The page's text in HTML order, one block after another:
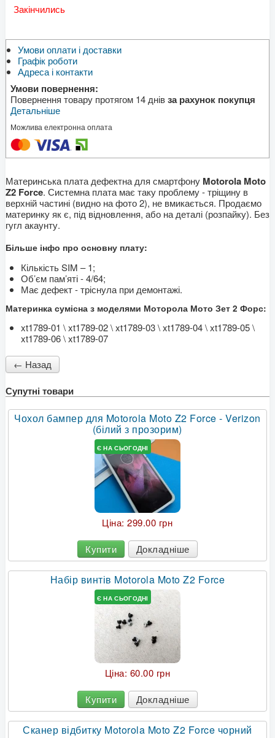
Закінчились
Умови оплати і доставки
Графік роботи
Адреса і контакти
Умови повернення:
Повернення товару протягом 14 днівза рахунок покупця
Детальніше
Можлива електронна оплата
Материнська плата дефектна для смартфону Motorola Moto
Z2 Force. Системна плата має таку проблему - тріщину в
верхній частині (видно на фото 2), не вмикається. Продаємо
материнку як є, під відновлення, або на деталі (розпайку). Без
гугл акаунту.
Більше інфо про основну плату:
Кількість SIM – 1;
Об’єм пам’яті - 4/64;
Має дефект - тріснула при демонтажі.
Материнка сумісна з моделями Моторола Мото Зет 2 Форс:
xt1789-01 \ xt1789-02 \ xt1789-03 \ xt1789-04 \ xt1789-05 \
xt1789-06 \ xt1789-07
Супутні товари
Чохол бампер для Motorola Moto Z2 Force - Verizon
(білий з прозорим)
Є НА СЬОГОДНІ
Ціна:299.00 грн
Купити Докладніше
Набір винтів Motorola Moto Z2 Force
Є НА СЬОГОДНІ
Ціна: 60.00 грн
Купити Докладніше
Сканер відбитку Motorola Moto Z2 Force чорний